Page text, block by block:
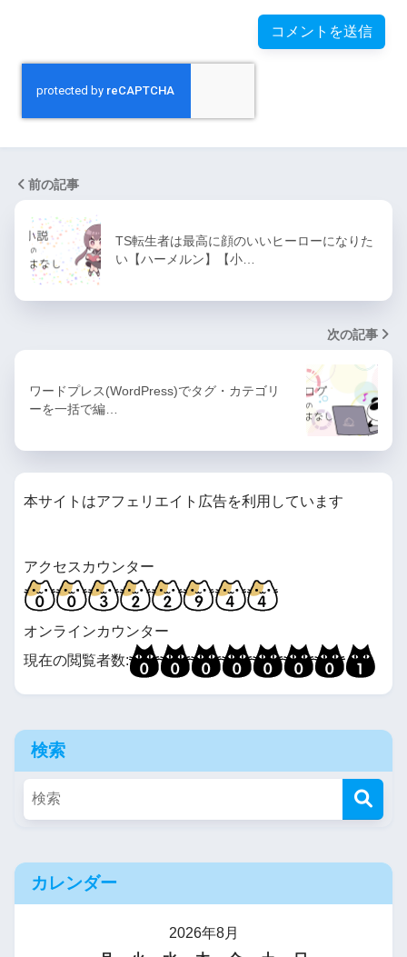
前の記事
TS転生者は最高に顔のいいヒーローになりた
い【ハーメルン】【小…
次の記事
ワードプレス(WordPress)でタグ・カテゴリ
ーを一括で編…
本サイトはアフェリエイト広告を利用しています
アクセスカウンター
オンラインカウンター
現在の閲覧者数:
検索
カレンダー
2026年8月